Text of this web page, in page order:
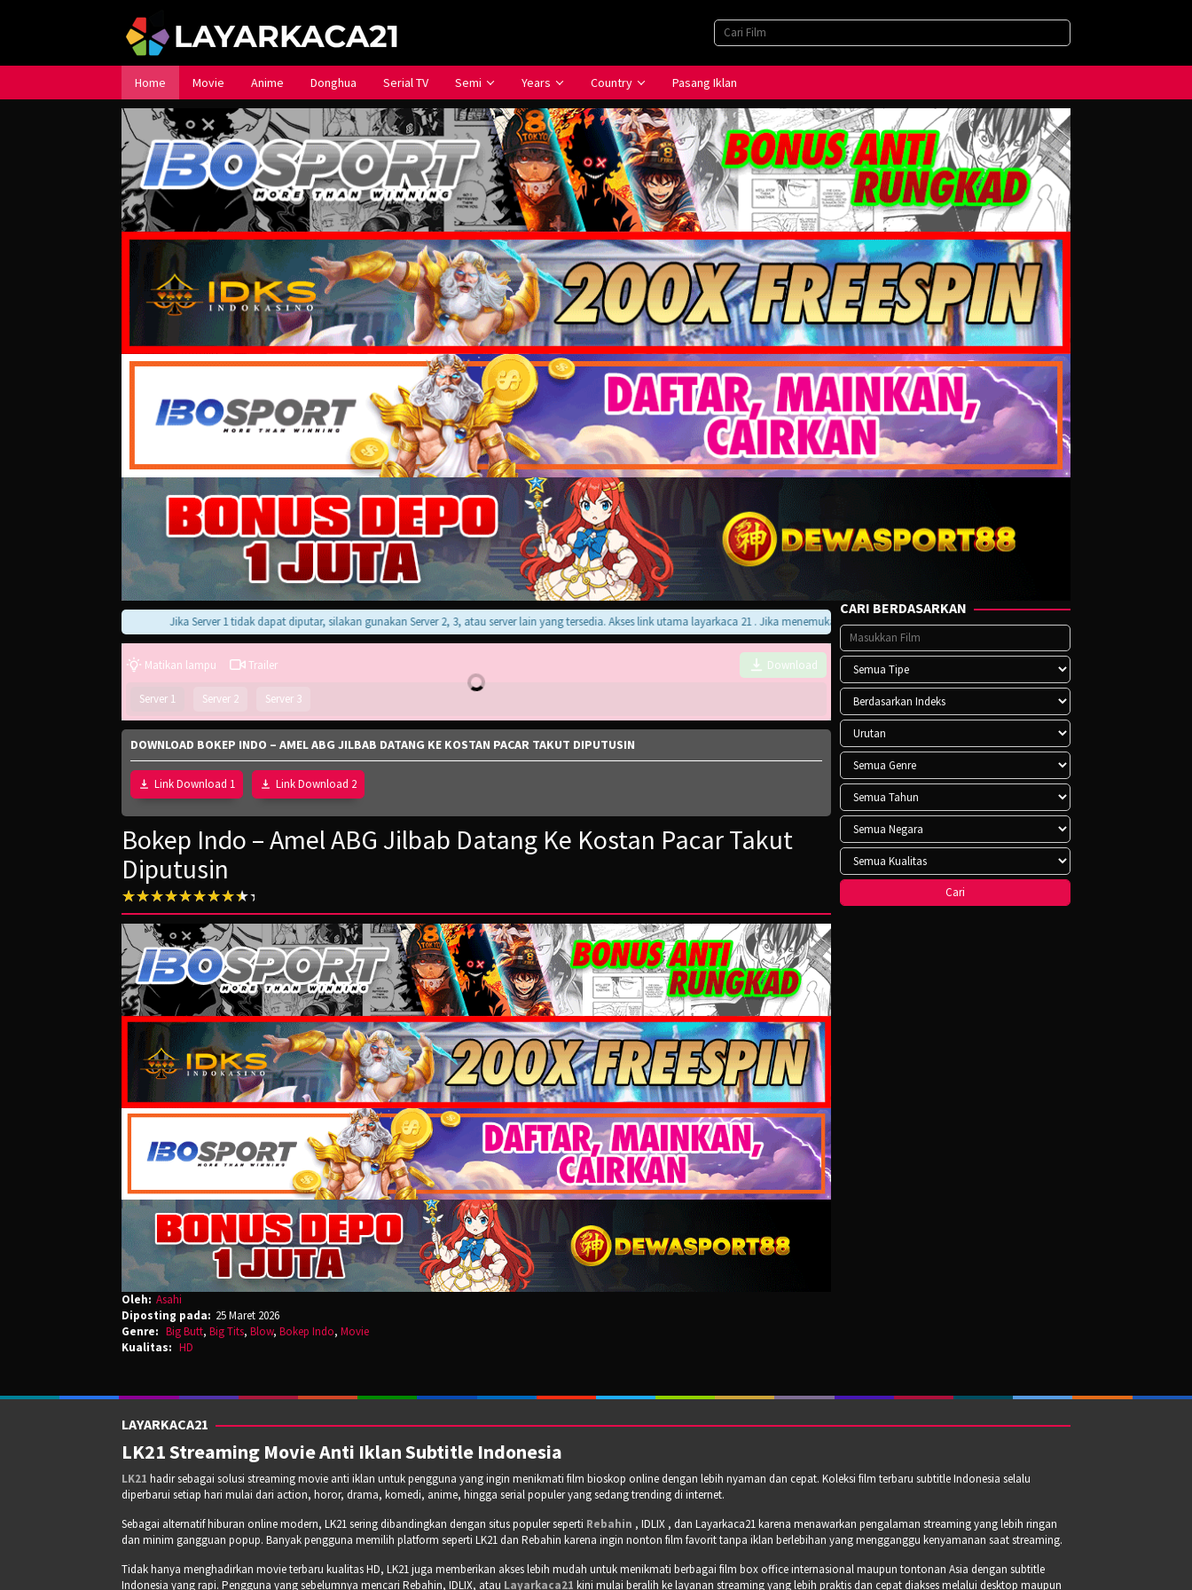
Home Movie Anime Donghua Serial TV Semi Years Country Pasang Iklan
Jika Server 1 tidak dapat diputar, silakan gunakan Server 2, 3, atau server lain yang tersedia. Akses link utama layarkaca 21 . Jika menemukan error pada player atau saat download, hubungi kami di Telegram.
Matikan lampu Trailer Download
Server 1 Server 2 Server 3
DOWNLOAD BOKEP INDO – AMEL ABG JILBAB DATANG KE KOSTAN PACAR TAKUT DIPUTUSIN
Link Download 1 Link Download 2
Bokep Indo – Amel ABG Jilbab Datang Ke Kostan Pacar Takut
Diputusin
Oleh: Asahi
Diposting pada: 25 Maret 2026
Genre: Big Butt, Big Tits, Blow, Bokep Indo, Movie
Kualitas: HD
CARI BERDASARKAN
LAYARKACA21
LK21 Streaming Movie Anti Iklan Subtitle Indonesia
LK21 hadir sebagai solusi streaming movie anti iklan untuk pengguna yang ingin menikmati film bioskop online dengan lebih nyaman dan cepat. Koleksi film terbaru subtitle Indonesia selalu
diperbarui setiap hari mulai dari action, horor, drama, komedi, anime, hingga serial populer yang sedang trending di internet.
Sebagai alternatif hiburan online modern, LK21 sering dibandingkan dengan situs populer seperti Rebahin , IDLIX , dan Layarkaca21 karena menawarkan pengalaman streaming yang lebih ringan
dan minim gangguan popup. Banyak pengguna memilih platform seperti LK21 dan Rebahin karena ingin nonton film favorit tanpa iklan berlebihan yang mengganggu kenyamanan saat streaming.
Tidak hanya menghadirkan movie terbaru kualitas HD, LK21 juga memberikan akses lebih mudah untuk menikmati berbagai film box office internasional maupun tontonan Asia dengan subtitle
Indonesia yang rapi. Pengguna yang sebelumnya mencari Rebahin, IDLIX, atau Layarkaca21 kini mulai beralih ke layanan streaming yang lebih praktis dan cepat diakses melalui desktop maupun